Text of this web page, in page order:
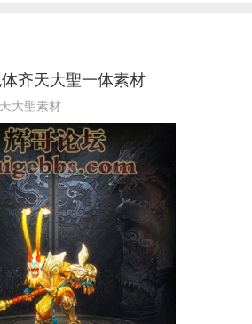
齐天大聖一体素材
大聖素材